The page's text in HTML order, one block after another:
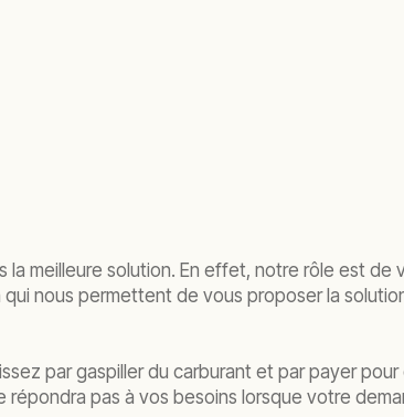
meilleure solution. En effet, notre rôle est de
nous permettent de vous proposer la
par gaspiller du carburant et par payer pour
répondra pas à vos besoins lorsque votre